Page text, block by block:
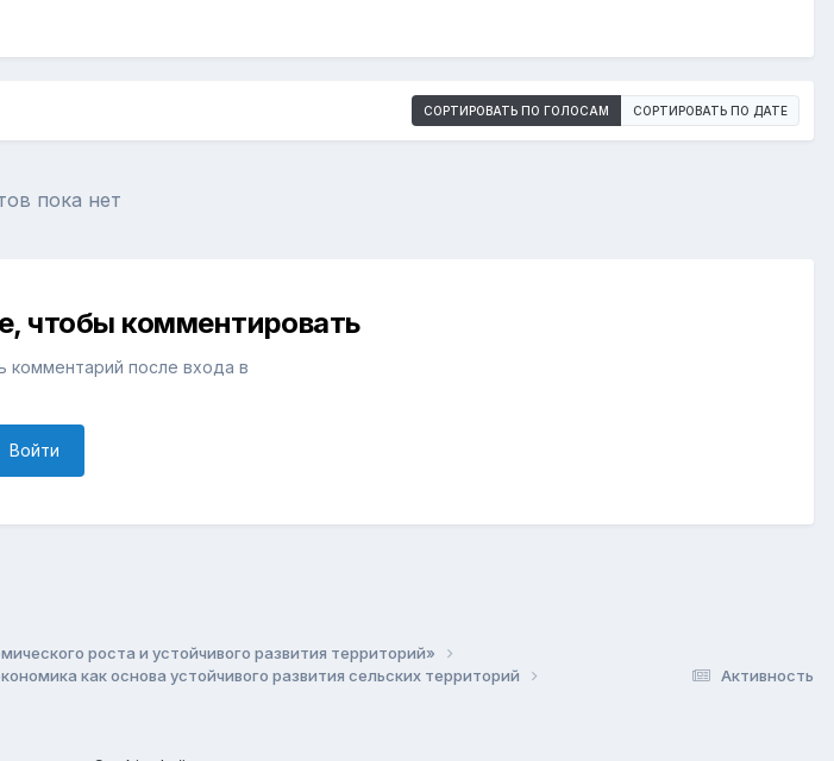
СОРТИРОВАТЬ ПО ГОЛОСАМ СОРТИРОВАТЬ ПО ДАТЕ
пока нет
чтобы комментировать
комментарий после входа в
Войти
Активность
роста и устойчивого развития территорий»
как основа устойчивого развития сельских территорий